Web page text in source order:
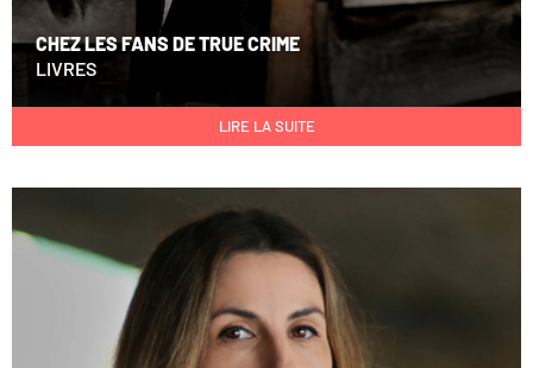
CHEZ LES FANS DE TRUE CRIME
LIVRES
LIRE LA SUITE